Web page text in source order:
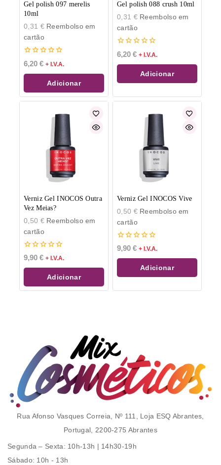
Gel polish 097 merelis
10ml
0,31 €Reembolso em
cartão
0
de
5
6,20 € + I.V.A.
Adicionar
Gel polish 088 crush 10ml
0,31 €Reembolso em
cartão
0
de
5
6,20 € + I.V.A.
Adicionar
Verniz Gel INOCOS Outra
Vez Meias?
0,50 €Reembolso em
cartão
0
de
5
9,90 € + I.V.A.
Adicionar
Verniz Gel INOCOS Vive
0,50 €Reembolso em
cartão
0
de
5
9,90 € + I.V.A.
Adicionar
Rua Afonso Vasques Correia, Nº 111, Loja ESQ Abrantes,
Portugal, 2200-275 Abrantes
Segunda – Sexta: 10h-13h | 14h30-19h
Sábado: 10h - 13h